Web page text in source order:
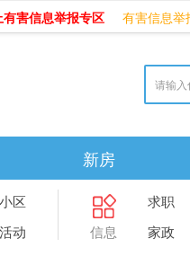
有害信息举报专区 有害信息
新房
天天领红包
小区
活动 信息
求职
家政